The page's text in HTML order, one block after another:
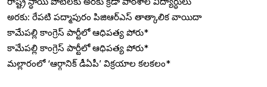
అరకు: రేపటి పద్మాపురం పిజిఆర్ఎస్ తాత్కాలిక వాయిదా
కామేపల్లి కాంగ్రెస్ పార్టీలో ఆధిపత్య పోరు*
కామేపల్లి కాంగ్రెస్ పార్టీలో ఆధిపత్య పోరు*
మల్లారంలో ‘ఆర్గానిక్ డీఏపీ’ విక్రయాల కలకలం*